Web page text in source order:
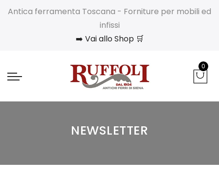
Antica ferramenta Toscana - Forniture per mobili ed
infissi
➡️ Vai allo Shop 🛒
0
NEWSLETTER